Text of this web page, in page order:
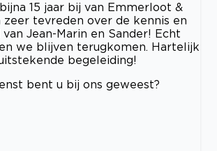
15 jaar bij van Emmerloot &
zeer tevreden over de kennis en
Jean-Marin en Sander! Echt
we blijven terugkomen. Hartelijk
begeleiding!
bent u bij ons geweest?